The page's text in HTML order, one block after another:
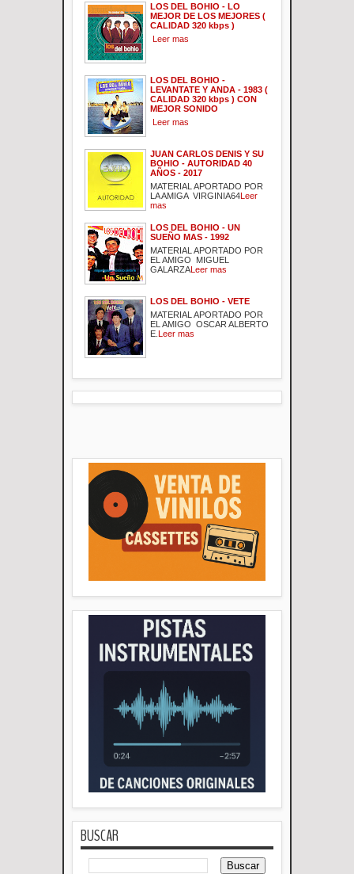
LOS DEL BOHIO - LO
MEJOR DE LOS MEJORES (
CALIDAD 320 kbps )
Leer mas
LOS DEL BOHIO -
LEVANTATE Y ANDA - 1983 (
CALIDAD 320 kbps ) CON
MEJOR SONIDO
Leer mas
JUAN CARLOS DENIS Y SU
BOHIO - AUTORIDAD 40
AÑOS - 2017
MATERIAL APORTADO POR
LA AMIGA VIRGINIA64Leer
mas
LOS DEL BOHIO - UN
SUEÑO MAS - 1992
MATERIAL APORTADO POR
EL AMIGO MIGUEL
GALARZALeer mas
LOS DEL BOHIO - VETE
MATERIAL APORTADO POR
EL AMIGO OSCAR ALBERTO
E. Leer mas
BUSCAR